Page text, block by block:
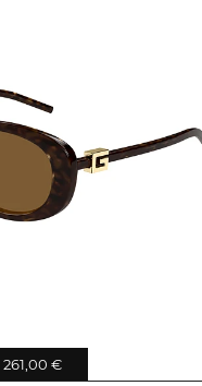
261,00 €